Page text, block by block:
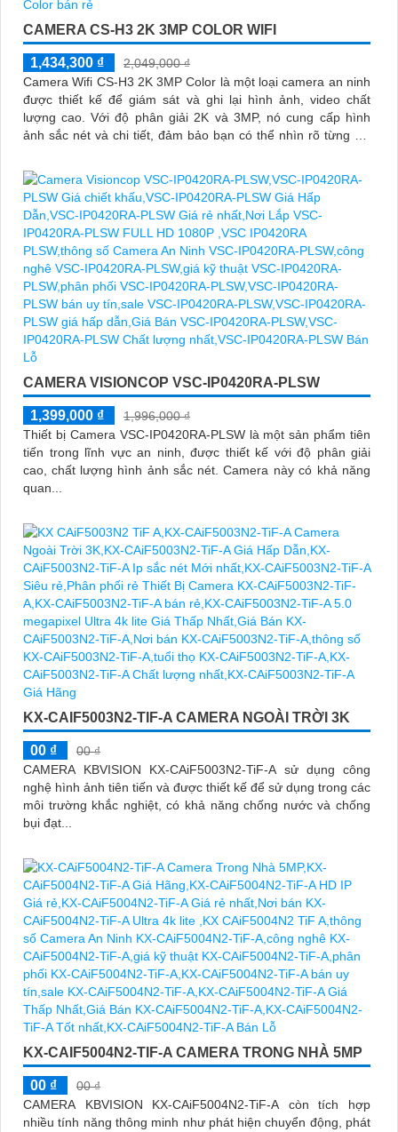
CAMERA CS-H3 2K 3MP COLOR WIFI
1,434,300 ₫
2,049,000 ₫
Camera Wifi CS-H3 2K 3MP Color là một loại camera an ninh
được thiết kế để giám sát và ghi lại hình ảnh, video chất
lượng cao. Với độ phân giải 2K và 3MP, nó cung cấp hình
ảnh sắc nét và chi tiết, đảm bảo bạn có thể nhìn rõ từng chi
CAMERA VISIONCOP VSC-IP0420RA-PLSW
1,399,000 ₫
1,996,000 ₫
Thiết bị Camera VSC-IP0420RA-PLSW là một sản phẩm tiên
tiến trong lĩnh vực an ninh, được thiết kế với độ phân giải
cao, chất lượng hình ảnh sắc nét. Camera này có khả năng
quan...
KX-CAIF5003N2-TIF-A CAMERA NGOÀI TRỜI 3K
00 ₫
00 ₫
CAMERA KBVISION KX-CAiF5003N2-TiF-A sử dụng công
nghệ hình ảnh tiên tiến và được thiết kế để sử dụng trong các
môi trường khắc nghiệt, có khả năng chống nước và chống
bụi đạt...
KX-CAIF5004N2-TIF-A CAMERA TRONG NHÀ 5MP
00 ₫
00 ₫
CAMERA KBVISION KX-CAiF5004N2-TiF-A còn tích hợp
nhiều tính năng thông minh như phát hiện chuyển động, phát